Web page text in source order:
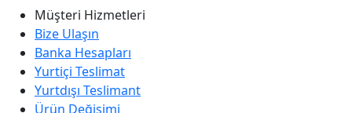
Müşteri Hizmetleri
Bize Ulaşın
Banka Hesapları
Yurtiçi Teslimat
Yurtdışı Teslimant
Ürün Değişimi